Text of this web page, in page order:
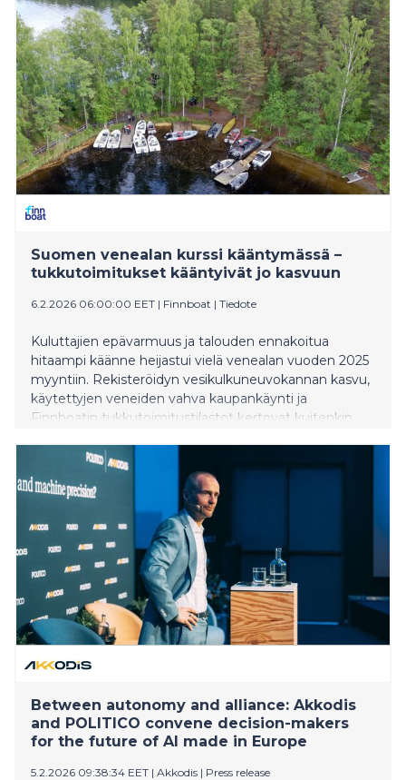
Suomen venealan kurssi kääntymässä –
tukkutoimitukset kääntyivät jo kasvuun
6.2.2026 06:00:00 EET | Finnboat | Tiedote
Kuluttajien epävarmuus ja talouden ennakoitua
hitaampi käänne heijastui vielä venealan vuoden 2025
myyntiin. Rekisteröidyn vesikulkuneuvokannan kasvu,
käytettyjen veneiden vahva kaupankäynti ja
Finnboatin tukkutoimitustilastot kertovat kuitenkin
suhdannebarometri povaa varovaista optimismia
myös vuodelle 2026.
Between autonomy and alliance: Akkodis
and POLITICO convene decision-makers
for the future of AI made in Europe
5.2.2026 09:38:34 EET | Akkodis | Press release